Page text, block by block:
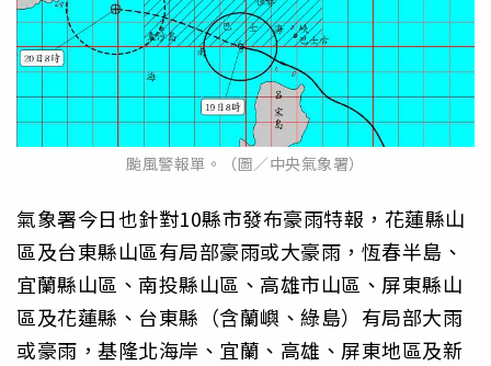
颱風警報單。（圖／中央氣象署）
氣象署今日也針對10縣市發布豪雨特報，花蓮縣山
區及台東縣山區有局部豪雨或大豪雨，恆春半島、
宜蘭縣山區、南投縣山區、高雄市山區、屏東縣山
區及花蓮縣、台東縣（含蘭嶼、綠島）有局部大雨
或豪雨，基隆北海岸、宜蘭、高雄、屏東地區及新